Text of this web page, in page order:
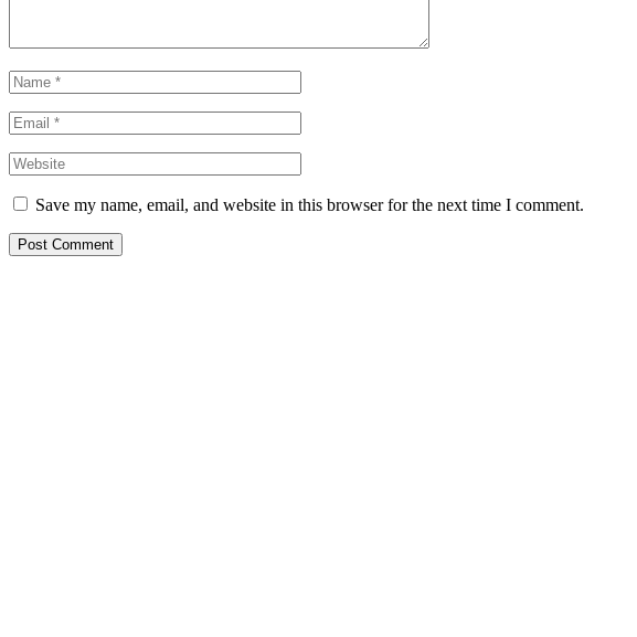
Save my name, email, and website in this browser for the next time I comment.